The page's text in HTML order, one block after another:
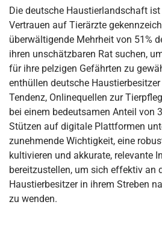
Die deutsche Haustierlandschaft
Vertrauen auf Tierärzte
überwältigende Mehrheit von 51%
ihren unschätzbaren Rat suchen,
für ihre pelzigen Gefährten zu
enthüllen deutsche
Tendenz, Onlinequellen zur
bei einem bedeutsamen Anteil von
Stützen auf digitale Plattformen
zunehmende Wichtigkeit, eine
kultivieren und akkurate, relevante
bereitzustellen, um sich effektiv an
Haustierbesitzer in ihrem Streben
zu wenden.